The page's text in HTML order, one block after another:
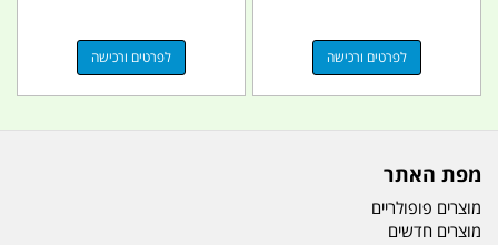
לפרטים ורכישה לפרטים ורכישה
מפת האתר
מוצרים פופולריים
מוצרים חדשים